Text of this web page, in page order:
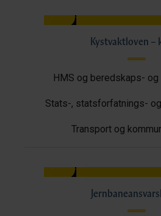
Kystvaktloven –
HMS og beredskaps-
Stats-, statsforfatnings-
Transport og